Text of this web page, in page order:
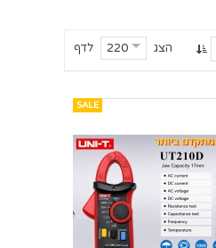
הצג 220 לדף
SALE